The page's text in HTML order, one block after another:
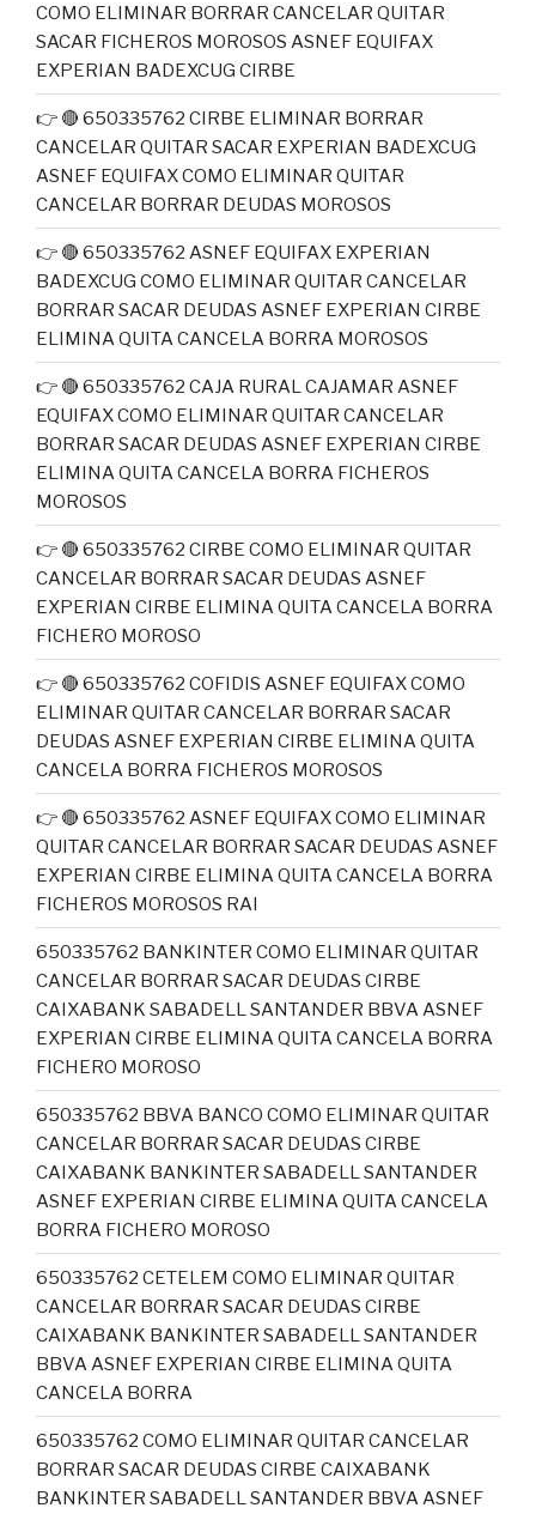
COMO ELIMINAR BORRAR CANCELAR QUITAR
SACAR FICHEROS MOROSOS ASNEF EQUIFAX
EXPERIAN BADEXCUG CIRBE
👉 🔴 650335762 CIRBE ELIMINAR BORRAR
CANCELAR QUITAR SACAR EXPERIAN BADEXCUG
ASNEF EQUIFAX COMO ELIMINAR QUITAR
CANCELAR BORRAR DEUDAS MOROSOS
👉 🔴 650335762 ASNEF EQUIFAX EXPERIAN
BADEXCUG COMO ELIMINAR QUITAR CANCELAR
BORRAR SACAR DEUDAS ASNEF EXPERIAN CIRBE
ELIMINA QUITA CANCELA BORRA MOROSOS
👉 🔴 650335762 CAJA RURAL CAJAMAR ASNEF
EQUIFAX COMO ELIMINAR QUITAR CANCELAR
BORRAR SACAR DEUDAS ASNEF EXPERIAN CIRBE
ELIMINA QUITA CANCELA BORRA FICHEROS
MOROSOS
👉 🔴 650335762 CIRBE COMO ELIMINAR QUITAR
CANCELAR BORRAR SACAR DEUDAS ASNEF
EXPERIAN CIRBE ELIMINA QUITA CANCELA BORRA
FICHERO MOROSO
👉 🔴 650335762 COFIDIS ASNEF EQUIFAX COMO
ELIMINAR QUITAR CANCELAR BORRAR SACAR
DEUDAS ASNEF EXPERIAN CIRBE ELIMINA QUITA
CANCELA BORRA FICHEROS MOROSOS
👉 🔴 650335762 ASNEF EQUIFAX COMO ELIMINAR
QUITAR CANCELAR BORRAR SACAR DEUDAS ASNEF
EXPERIAN CIRBE ELIMINA QUITA CANCELA BORRA
FICHEROS MOROSOS RAI
650335762 BANKINTER COMO ELIMINAR QUITAR
CANCELAR BORRAR SACAR DEUDAS CIRBE
CAIXABANK SABADELL SANTANDER BBVA ASNEF
EXPERIAN CIRBE ELIMINA QUITA CANCELA BORRA
FICHERO MOROSO
650335762 BBVA BANCO COMO ELIMINAR QUITAR
CANCELAR BORRAR SACAR DEUDAS CIRBE
CAIXABANK BANKINTER SABADELL SANTANDER
ASNEF EXPERIAN CIRBE ELIMINA QUITA CANCELA
BORRA FICHERO MOROSO
650335762 CETELEM COMO ELIMINAR QUITAR
CANCELAR BORRAR SACAR DEUDAS CIRBE
CAIXABANK BANKINTER SABADELL SANTANDER
BBVA ASNEF EXPERIAN CIRBE ELIMINA QUITA
CANCELA BORRA
650335762 COMO ELIMINAR QUITAR CANCELAR
BORRAR SACAR DEUDAS CIRBE CAIXABANK
BANKINTER SABADELL SANTANDER BBVA ASNEF